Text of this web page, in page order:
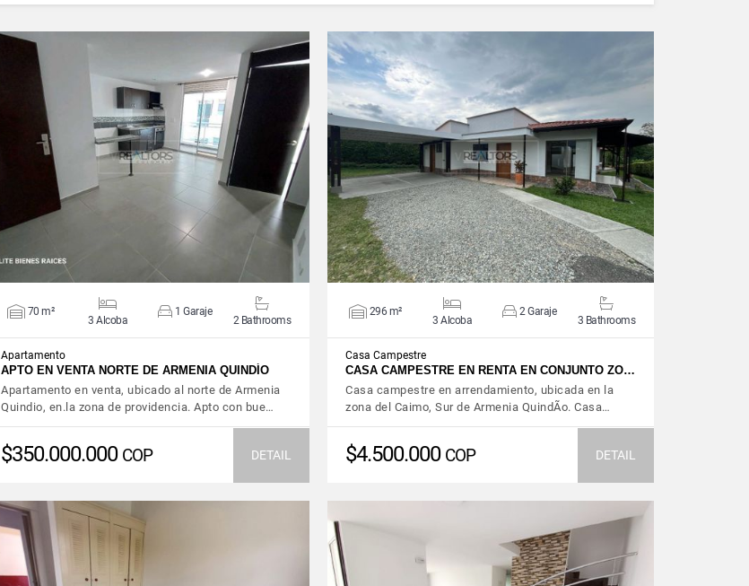
VIEW DETAILS
70 m²
3 Alcoba
1 Garaje
2 Bathrooms
Apartamento
APTO EN VENTA NORTE DE ARMENIA QUINDÍO
Apartamento en venta, ubicado al norte de Armenia
Quindio, en.la zona de providencia. Apto con bue…
$350.000.000 COP DETAIL
VIEW DETAILS
296 m²
3 Alcoba
2 Garaje
3 Bathrooms
Casa Campestre
CASA CAMPESTRE EN RENTA EN CONJUNTO ZO…
Casa campestre en arrendamiento, ubicada en la
zona del Caimo, Sur de Armenia QuindÃ­o. Casa…
$4.500.000 COP DETAIL